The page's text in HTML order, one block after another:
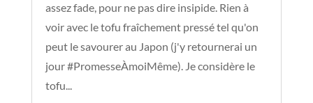
assez fade, pour ne pas dire insipide. Rien à
voir avec le tofu fraîchement pressé tel qu'on
peut le savourer au Japon (j'y retournerai un
jour #PromesseÀmoiMême). Je considère le
tofu...